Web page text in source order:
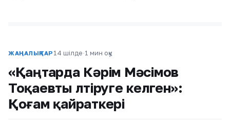
ЖАҢАЛЫҚТАР 14 шілде·1 мин оқу
«Қаңтарда Кәрім Мәсімов
Тоқаевты өлтіруге келген»:
Қоғам қайраткері